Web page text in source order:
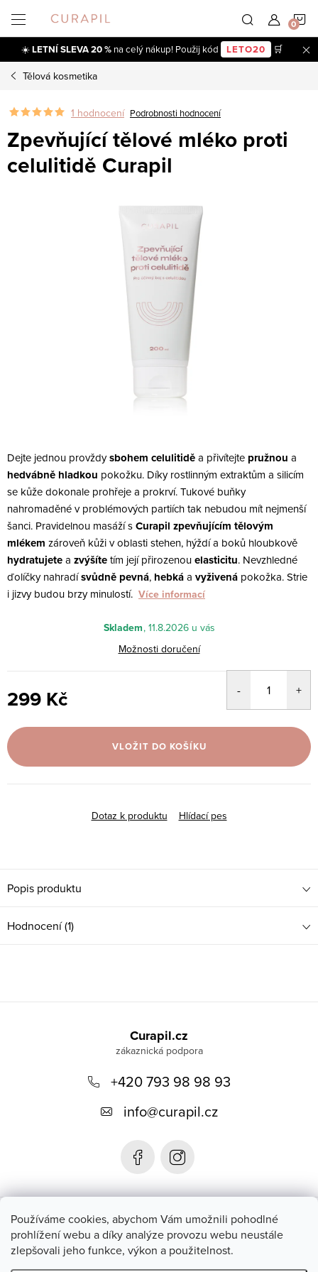
Používáme cookies, abychom Vám umožnili pohodlné
prohlížení webu a díky analýze provozu webu neustále
zlepšovali jeho funkce, výkon a použitelnost.
obsah
☀️LETNÍ SLEVA 20 % na celý nákup! Použij kód LETO20 🛒
Tělová kosmetika
1 hodnocení Podrobnosti hodnocení
Zpevňující tělové mléko proti
celulitidě Curapil
Dejte jednou provždysbohem celulitiděa přivítejte pružnou a
hedvábně hladkou pokožku. Díky rostlinným extraktům a silicím
se kůže dokonale prohřeje a prokrví. Tukové buňky
nahromaděné v problémových partiích tak nebudou mít nejmenší
šanci. Pravidelnou masáží sCurapil zpevňujícím tělovým
mlékem zároveň kůži v oblasti stehen, hýždí a boků hloubkově
hydratujetea zvýšítetím její přirozenouelasticitu. Nevzhledné
ďolíčky nahradísvůdně pevná, hebkáa vyživená pokožka. Strie
i jizvy budou brzy minulostí. Více informací
Skladem 11.8.2026
Možnosti doručení
299 Kč
cena:
VLOŽIT DO KOŠÍKU
Dotaz k produktu Hlídací pes
Popis produktu
Hodnocení (1)
Instagram
Curapil.cz
+420 793 98 98 93
info@curapil.cz
Blog